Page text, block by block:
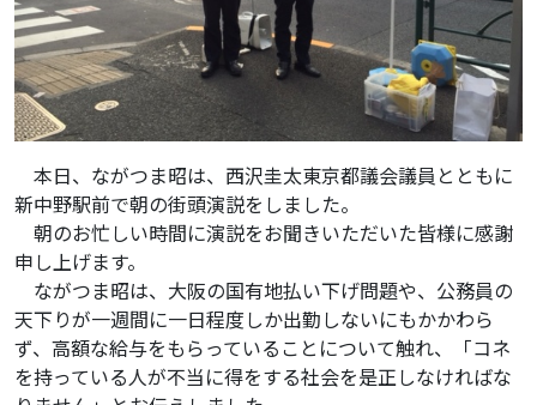
本日、ながつま昭は、西沢圭太東京都議会議員とともに
新中野駅前で朝の街頭演説をしました。
朝のお忙しい時間に演説をお聞きいただいた皆様に感謝
申し上げます。
ながつま昭は、大阪の国有地払い下げ問題や、公務員の
天下りが一週間に一日程度しか出勤しないにもかかわら
ず、高額な給与をもらっていることについて触れ、「コネ
を持っている人が不当に得をする社会を是正しなければな